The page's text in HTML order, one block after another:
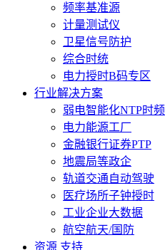
频率基准源
计量测试仪
卫星信号防护
综合时统
电力授时B码专区
行业解决方案
弱电智能化NTP时频
电力能源工厂
金融银行证券PTP
地震局等政企
轨道交通自动驾驶
医疗场所子钟授时
工业企业大数据
航空航天/国防
资源 支持